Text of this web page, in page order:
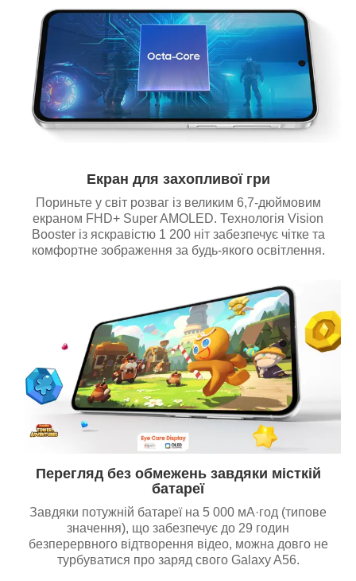
Екран для захопливої гри
Пориньте у світ розваг із великим 6,7-дюймовим
екраном FHD+ Super AMOLED. Технологія Vision
Booster із яскравістю 1 200 ніт забезпечує чітке та
комфортне зображення за будь-якого освітлення.
Перегляд без обмежень завдяки місткій
батареї
Завдяки потужній батареї на 5 000 мА·год (типове
значення), що забезпечує до 29 годин
безперервного відтворення відео, можна довго не
турбуватися про заряд свого Galaxy A56.